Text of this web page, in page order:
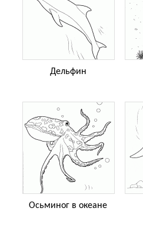
Дельфин
Осьминог в океане